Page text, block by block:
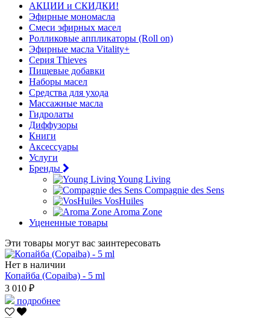
АКЦИИ и СКИДКИ!
Эфирные мономасла
Смеси эфирных масел
Ролликовые аппликаторы (Roll on)
Эфирные масла Vitality+
Серия Thieves
Пищевые добавки
Наборы масел
Средства для ухода
Массажные масла
Гидролаты
Диффузоры
Книги
Аксессуары
Услуги
Бренды
Young Living
Compagnie des Sens
VosHuiles
Aroma Zone
Уцененные товары
Эти товары могут вас заинтересовать
Нет в наличии
Копайба (Copaiba) - 5 ml
3 010 ₽
подробнее